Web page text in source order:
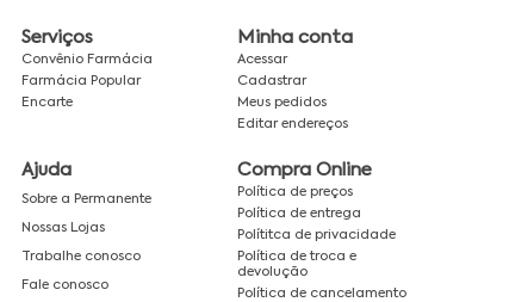
Serviços
Convênio Farmácia
Farmácia Popular
Encarte
Minha conta
Acessar
Cadastrar
Meus pedidos
Editar endereços
Ajuda
Sobre a Permanente
Nossas Lojas
Trabalhe conosco
Fale conosco
Compra Online
Política de preços
Política de entrega
Polítitca de privacidade
Política de troca e
devolução
Política de cancelamento